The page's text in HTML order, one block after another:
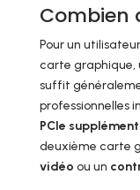
Combien
Pour un
carte graphique,
suffit
professionnelles
PCIe
deuxième carte
vidéo ou un